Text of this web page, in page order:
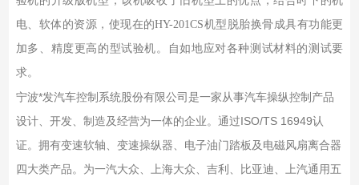
电、软体的资源，使现在的HY-201CS机型脱胎换骨成具有功能更
加多、精度更高的型试验机。自如地应对各种测试材料的测试要
求。
宁波*发汽车控制系统股份有限公司是一家从事汽车操纵控制产品
设计、开发、制造及经营为一体的企业。通过ISO/TS 16949认
证。拥有变速软轴、变速操纵器、电子油门踏板及电磁风扇离合器
四大类产品。为一汽大众、上海大众、吉利、比亚迪、上汽通用五